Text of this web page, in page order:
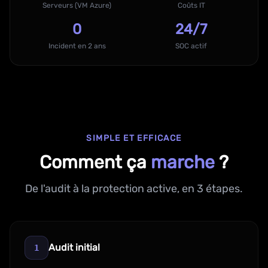
Serveurs (VM Azure) Coûts IT
0
Incident en 2 ans
24/7
SOC actif
SIMPLE ET EFFICACE
Comment ça marche ?
De l'audit à la protection active, en 3 étapes.
1 Audit initial